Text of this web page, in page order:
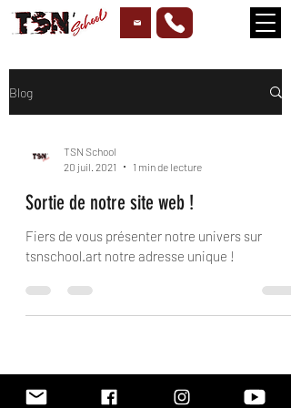
Blog
TSN School
20 juil. 2021
1 min de lecture
Sortie de notre site web !
Fiers de vous présenter notre univers sur
tsnschool.art notre adresse unique !